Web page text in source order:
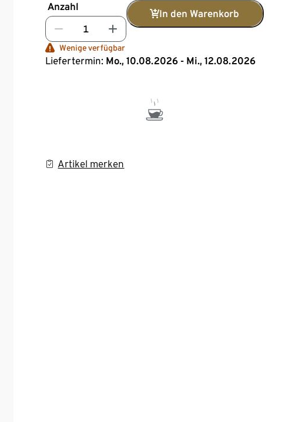
Anzahl
In den Warenkorb
Wenige verfügbar
Liefertermin: Mo., 10.08.2026 - Mi., 12.08.2026
Artikel merken